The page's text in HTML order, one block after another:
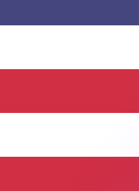
en Dollar américain
pair